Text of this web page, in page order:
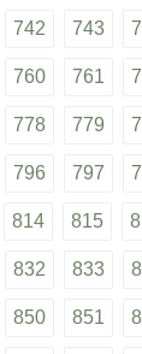
742 743
760 761
778 779
796 797
814 815
832 833
850 851